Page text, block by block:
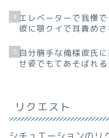
4 エレベーターで我慢
彼に顎クイで耳責めさ
5 自分勝手な俺様彼氏
せ姿でもてあそばれる
リクエスト